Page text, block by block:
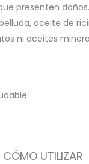
presenten
aceite de
ni aceites
UTILIZAR